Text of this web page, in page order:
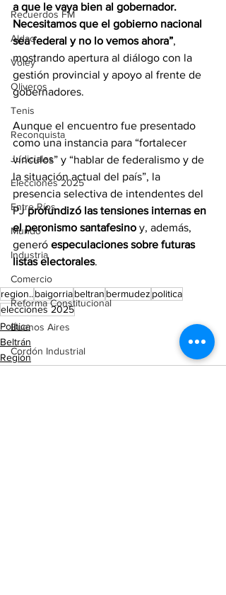
Recuerdos FM
Aldao
Voley
Oliveros
Tenis
Reconquista
Judiciales
Elecciones 2025
Entre Ríos
Mundo
Industria
Comercio
Reforma Constitucional
Buenos Aires
Cordón Industrial
a que le vaya bien al gobernador.
Necesitamos que el gobierno nacional
sea federal y no lo vemos ahora”,
mostrando apertura al diálogo con la
gestión provincial y apoyo al frente de
gobernadores.
Aunque el encuentro fue presentado
como una instancia para “fortalecer
vínculos” y “hablar de federalismo y de
la situación actual del país”, la
presencia selectiva de intendentes del
PJ profundizó las tensiones internas en
el peronismo santafesino y, además,
generó especulaciones sobre futuras
listas electorales.
region..baigorriabeltran bermudez politica
elecciones 2025
Política
Beltrán
Región